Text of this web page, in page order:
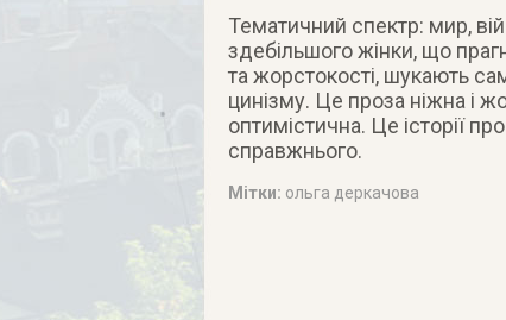
Тематичний спектр: мир,
здебільшого жінки, що
та жорстокості, шукають
цинізму. Це проза ніжна і
оптимістична. Це історії
справжнього.
Мітки: ольга деркачова